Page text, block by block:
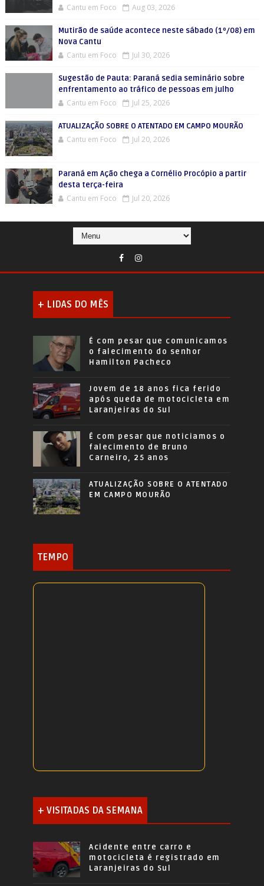
Cantu em Foco Aug 03, 2026
Mutirão de saúde acontece neste sábado (1º/08) em
Nova Cantu
Cantu em Foco Jul 30, 2026
Sugestão de Pauta: Paraná sedia seminário sobre
enfrentamento ao tráfico de pessoas em julho
Cantu em Foco Jul 25, 2026
ATUALIZAÇÃO SOBRE O ATENTADO EM CAMPO MOURÃO
Cantu em Foco Jul 20, 2026
Paraná em Ação chega a Cornélio Procópio a partir
desta terça-feira
Cantu em Foco Jul 20, 2026
+ LIDAS DO MÊS
É com pesar que comunicamos
o falecimento do senhor
Hamilton Pacheco
Jovem de 18 anos fica ferido
após queda de motocicleta em
Laranjeiras do Sul
É com pesar que noticiamos o
falecimento de Bruno
Carneiro, 25 anos
ATUALIZAÇÃO SOBRE O ATENTADO
EM CAMPO MOURÃO
TEMPO
+ VISITADAS DA SEMANA
Acidente entre carro e
motocicleta é registrado em
Laranjeiras do Sul